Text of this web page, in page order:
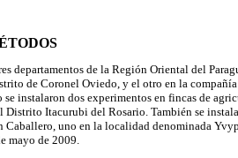
departamentos de la Región Oriental del
de Coronel Oviedo, y el otro en la
se instalaron dos experimentos en fincas de
Distrito Itacurubi del Rosario. También se
Caballero, uno en la localidad denominada
mayo de 2009.